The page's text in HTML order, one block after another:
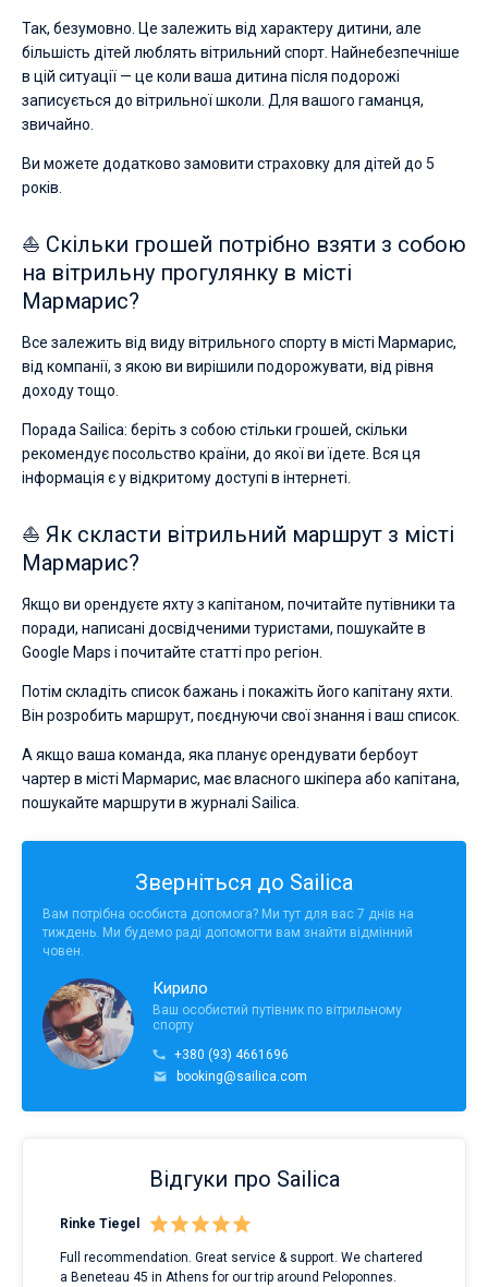
Так, безумовно. Це залежить від характеру дитини, але
більшість дітей люблять вітрильний спорт. Найнебезпечніше
в цій ситуації — це коли ваша дитина після подорожі
записується до вітрильної школи. Для вашого гаманця,
звичайно.
Ви можете додатково замовити страховку для дітей до 5
років.
⛵ Скільки грошей потрібно взяти з собою
на вітрильну прогулянку в місті
Мармарис?
Все залежить від виду вітрильного спорту в місті Мармарис,
від компанії, з якою ви вирішили подорожувати, від рівня
доходу тощо.
Порада Sailica: беріть з собою стільки грошей, скільки
рекомендує посольство країни, до якої ви їдете. Вся ця
інформація є у відкритому доступі в інтернеті.
⛵ Як скласти вітрильний маршрут з місті
Мармарис?
Якщо ви орендуєте яхту з капітаном, почитайте путівники та
поради, написані досвідченими туристами, пошукайте в
Google Maps і почитайте статті про регіон.
Потім складіть список бажань і покажіть його капітану яхти.
Він розробить маршрут, поєднуючи свої знання і ваш список.
А якщо ваша команда, яка планує орендувати бербоут
чартер в місті Мармарис, має власного шкіпера або капітана,
пошукайте маршрути в журналі Sailica.
Зверніться до Sailica
Вам потрібна особиста допомога? Ми тут для вас 7 днів на
тиждень. Ми будемо раді допомогти вам знайти відмінний
човен.
Кирило
Ваш особистий путівник по вітрильному
спорту
+380 (93) 4661696
booking@sailica.com
Відгуки про Sailica
Rinke Tiegel
Full recommendation. Great service & support. We chartered
a Beneteau 45 in Athens for our trip around Peloponnes.